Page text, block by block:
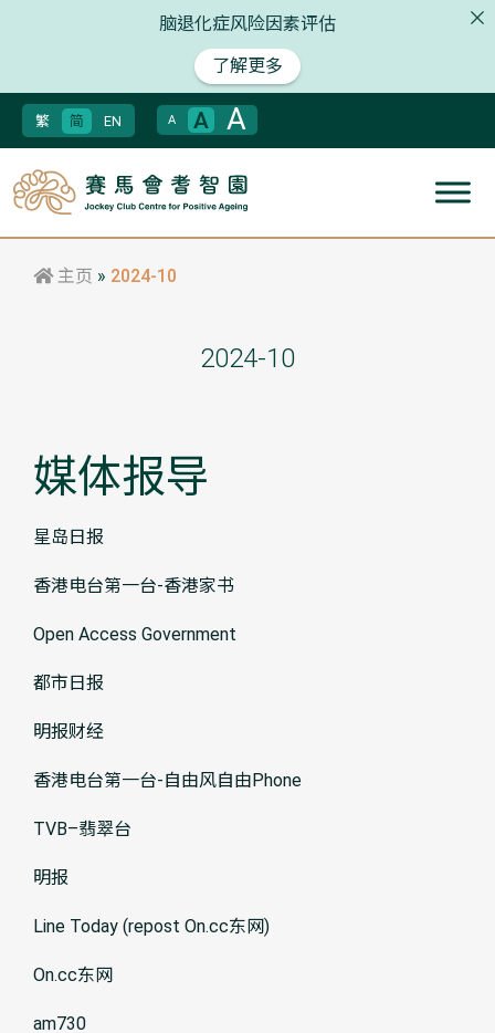
脑退化症风险因素评估
了解更多
繁 简 EN A A A
主页 » 2024-10
2024-10
媒体报导
星岛日报
香港电台第一台-香港家书
Open Access Government
都市日报
明报财经
香港电台第一台-自由风自由Phone
TVB–翡翠台
明报
Line Today (repost On.cc东网)
On.cc东网
am730